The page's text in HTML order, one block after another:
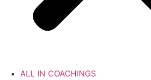
ALL IN COACHINGS